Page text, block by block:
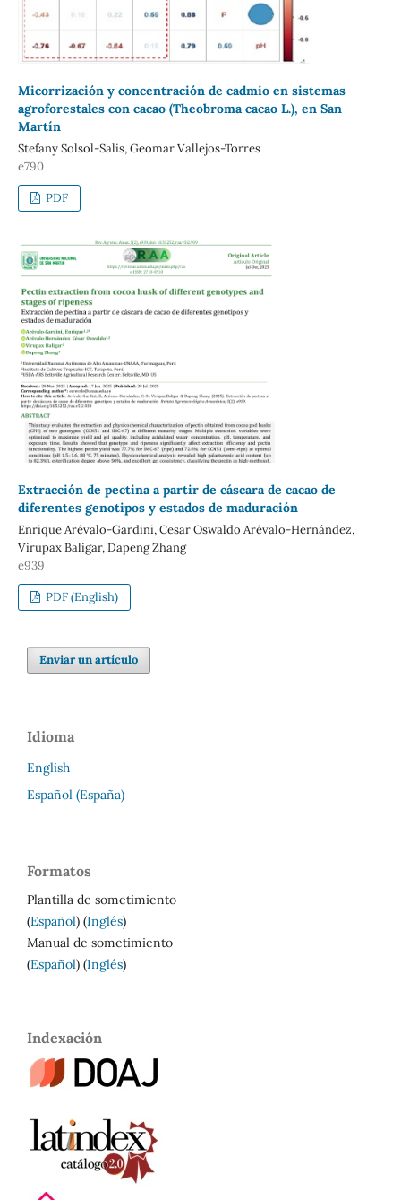
Micorrización y concentración de cadmio en sistemas
agroforestales con cacao (Theobroma cacao L.), en San
Martín
Stefany Solsol-Salis, Geomar Vallejos-Torres
e790
PDF
Extracción de pectina a partir de cáscara de cacao de
diferentes genotipos y estados de maduración
Enrique Arévalo-Gardini, Cesar Oswaldo Arévalo-Hernández,
Virupax Baligar, Dapeng Zhang
e939
PDF (English)
Enviar un artículo
Idioma
English
Español (España)
Formatos
Plantilla de sometimiento
(Español) (Inglés)
Manual de sometimiento
(Español) (Inglés)
Indexación